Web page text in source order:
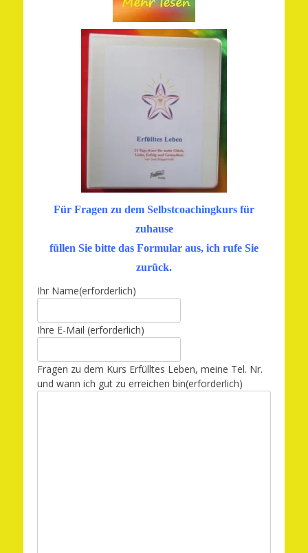
Für Fragen zu dem Selbstcoachingkurs für
zuhause
füllen Sie bitte das Formular aus, ich rufe Sie
zurück.
Ihr Name(erforderlich)
Ihre E-Mail (erforderlich)
Fragen zu dem Kurs Erfülltes Leben, meine Tel. Nr.
und wann ich gut zu erreichen bin(erforderlich)